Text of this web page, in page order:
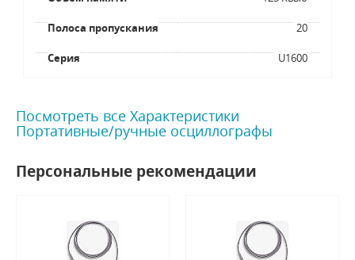
Полоса пропускания 20
Серия U1600
Посмотреть все Характеристики
Портативные/ручные осциллографы
Персональные рекомендации